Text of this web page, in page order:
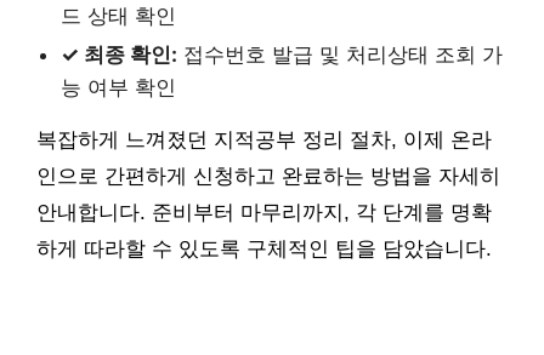
드 상태 확인
✓ 최종 확인: 접수번호 발급 및 처리상태 조회 가
능 여부 확인
복잡하게 느껴졌던 지적공부 정리 절차, 이제 온라
인으로 간편하게 신청하고 완료하는 방법을 자세히
안내합니다. 준비부터 마무리까지, 각 단계를 명확
하게 따라할 수 있도록 구체적인 팁을 담았습니다.